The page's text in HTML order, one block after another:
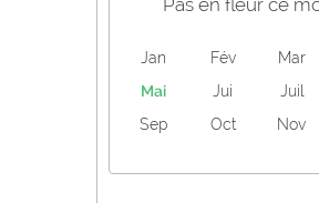
Pas en fleur ce
Jan Fév Mar
Mai
Jui Juil
Sep
Oct Nov